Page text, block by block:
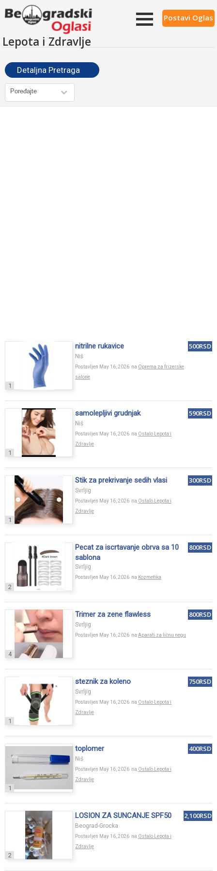
Postavi Oglas
Lepota i Zdravlje
Detaljna Pretraga
1
nitrilne rukavice
Niš
Postavljen May 16, 2026 na Oprema za frizerske
salone
500RSD
1
samolepljivi grudnjak
Niš
Postavljen May 16, 2026 na Ostalo Lepota i
Zdravlje
590RSD
1
Stik za prekrivanje sedih vlasi
Svrljig
Postavljen May 16, 2026 na Ostalo Lepota i
Zdravlje
300RSD
2
Pecat za iscrtavanje obrva sa 10
sablona
Svrljig
Postavljen May 16, 2026 na Kozmetika
800RSD
4
Trimer za zene flawless
Svrljig
Postavljen May 16, 2026 na Aparati za ličnu negu
800RSD
1
steznik za koleno
Svrljig
Postavljen May 16, 2026 na Ostalo Lepota i
Zdravlje
750RSD
1
toplomer
Niš
Postavljen May 16, 2026 na Ostalo Lepota i
Zdravlje
400RSD
2
LOSION ZA SUNCANJE SPF50
Beograd-Grocka
Postavljen May 16, 2026 na Ostalo Lepota i
Zdravlje
2,100RSD